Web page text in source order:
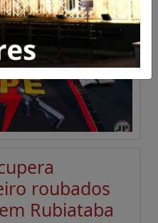
roubados
Rubiataba